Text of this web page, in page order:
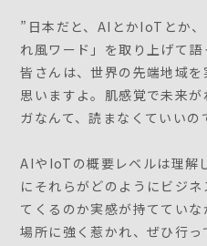
”日本だと、AIとかIoTとか
れ風ワード」を取り上げて
皆さんは、世界の先端地域
思いますよ。肌感覚で未来
ガなんて、読まなくていいの
AIやIoTの概要レベルは理解
にそれらがどのようにビジ
てくるのか実感が持ててい
場所に強く惹かれ、ぜひ行っ